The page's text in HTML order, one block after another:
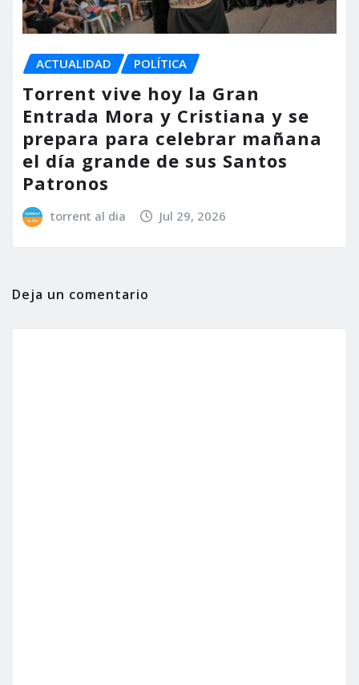
ACTUALIDAD POLÍTICA
Torrent vive hoy la Gran
Entrada Mora y Cristiana y se
prepara para celebrar mañana
el día grande de sus Santos
Patronos
torrent al dia Jul 29, 2026
Deja un comentario